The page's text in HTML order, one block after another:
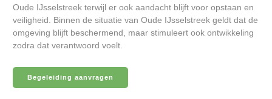
Oude IJsselstreek terwijl er ook aandacht blijft voor opstaan en
veiligheid. Binnen de situatie van Oude IJsselstreek geldt dat de
omgeving blijft beschermend, maar stimuleert ook ontwikkeling
zodra dat verantwoord voelt.
Begeleiding aanvragen